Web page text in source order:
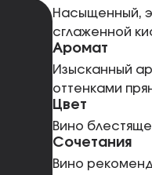
Насыщенный,
сглаженной
Аромат
Изысканный
оттенками
Цвет
Вино
Сочетания
Вино